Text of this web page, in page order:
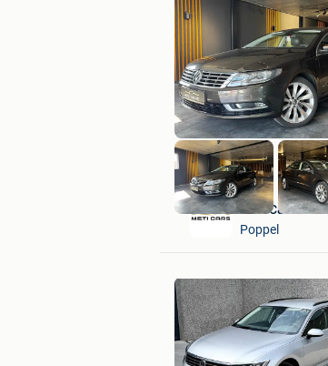
Meti Cars Bvba
Poppel